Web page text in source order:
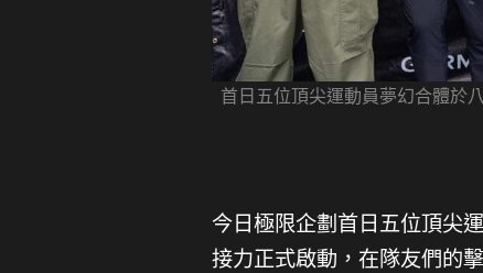
首日五位頂尖運動員夢幻合體於
今日極限企劃首日五位頂尖
接力正式啟動，在隊友們的